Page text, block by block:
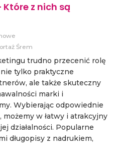
z nich są
Śrem
trudno przecenić rolę
tylko praktyczne
ale także skuteczny
marki i
Wybierając odpowiednie
w łatwy i atrakcyjny
działalności. Popularne
długopisy z nadrukiem,